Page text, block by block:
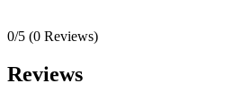
0/5 (0 Reviews)
Reviews